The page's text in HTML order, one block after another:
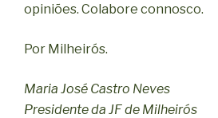
opiniões. Colabore connosco.
Por Milheirós.
Maria José Castro Neves
Presidente da JF de Milheirós